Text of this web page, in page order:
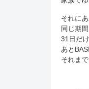
それに
同じ期
31日だ
あと
それま